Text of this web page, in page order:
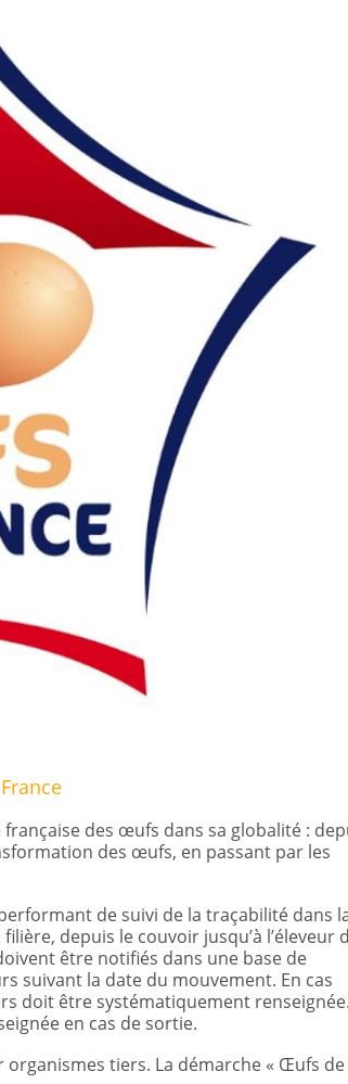
des œufs dans sa globalité :
des œufs, en passant par les
de suivi de la traçabilité dans
depuis le couvoir jusqu’à l’éleveur
être notifiés dans une base de
suivant la date du mouvement. En cas
doit être systématiquement
en cas de sortie.
tiers. La démarche « Œufs de